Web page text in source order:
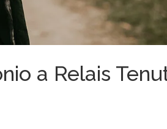
a Relais